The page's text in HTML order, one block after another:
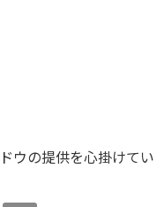
ウの提供を心掛けてい